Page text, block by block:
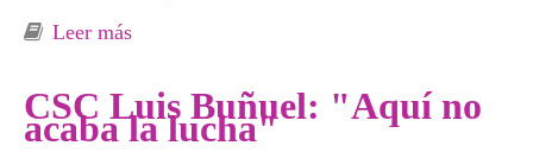
Leer más
CSC Luis Buñuel: "Aquí no
acaba la lucha"